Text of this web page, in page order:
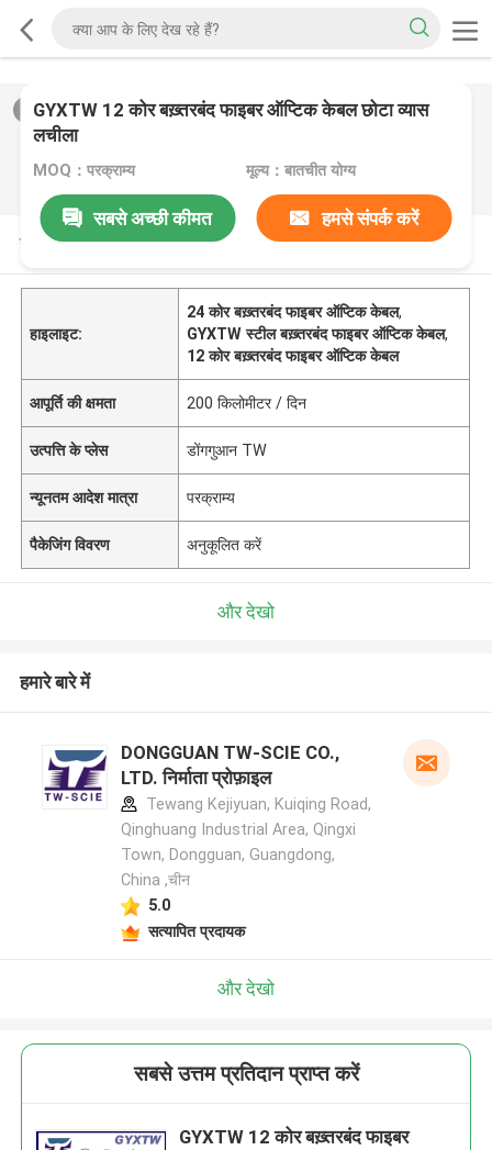
/0
GYXTW 12 कोर बख़्तरबंद फाइबर ऑप्टिक केबल छोटा व्यास
लचीला
MOQ：परक्राम्य मूल्य：बातचीत योग्य
सबसे अच्छी कीमत
हमसे संपर्क करें
उत्पाद विवरण
हाइलाइट:
24 कोर बख़्तरबंद फाइबर ऑप्टिक केबल,
GYXTW स्टील बख़्तरबंद फाइबर ऑप्टिक केबल,
12 कोर बख़्तरबंद फाइबर ऑप्टिक केबल
आपूर्ति की क्षमता 200 किलोमीटर / दिन
उत्पत्ति के प्लेस डोंगगुआन TW
न्यूनतम आदेश मात्रा परक्राम्य
पैकेजिंग विवरण अनुकूलित करें
और देखो
हमारे बारे में
DONGGUAN TW-SCIE CO.,
LTD. निर्माता प्रोफ़ाइल
Tewang Kejiyuan, Kuiqing Road,
Qinghuang Industrial Area, Qingxi
Town, Dongguan, Guangdong,
China ,चीन
5.0
सत्यापित प्रदायक
और देखो
सबसे उत्तम प्रतिदान प्राप्त करें
GYXTW 12 कोर बख़्तरबंद फाइबर